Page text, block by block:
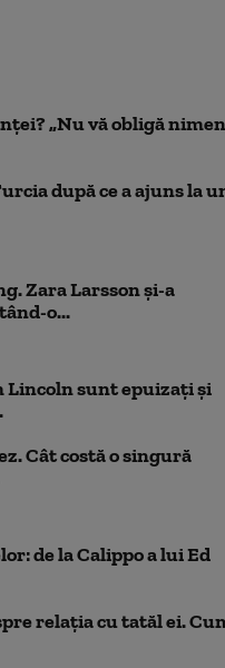
„Nu vă obligă
după ce a ajuns la
Zara Larsson și-a
o...
Lincoln sunt epuizați și
Cât costă o singură
de la Calippo a lui Ed
relația cu tatăl ei.